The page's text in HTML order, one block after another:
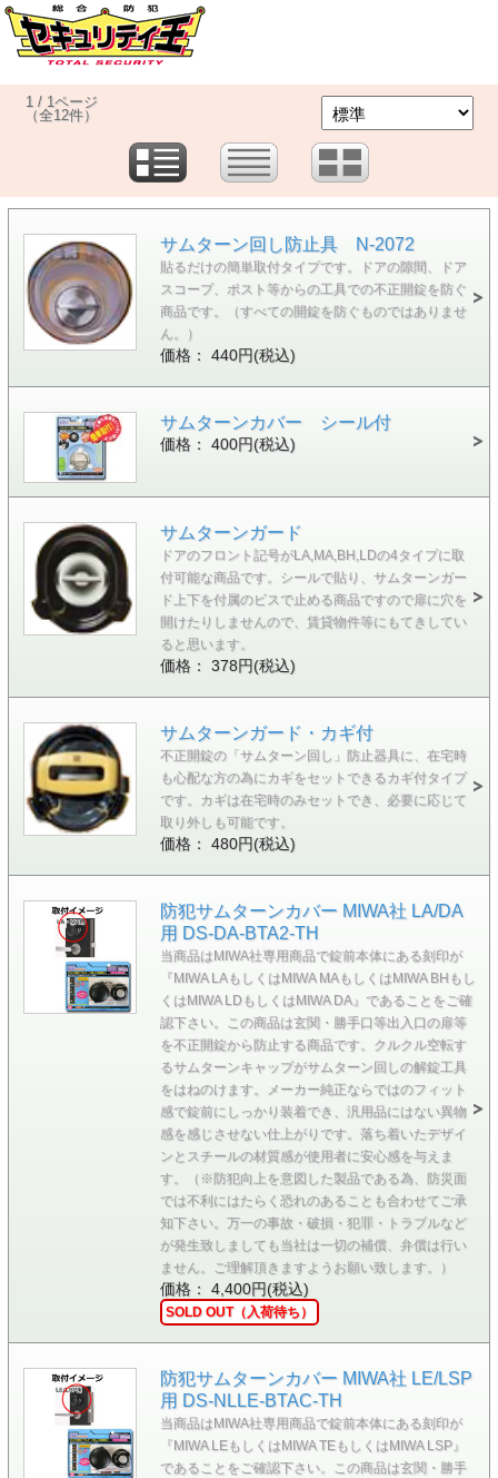
1 / 1ページ
（全12件）
サムターン回し防止具 N-2072
貼るだけの簡単取付タイプです。ドアの隙間、ドア
スコープ、ポスト等からの工具での不正開錠を防ぐ
商品です。（すべての開錠を防ぐものではありませ
ん。）
価格： 440円(税込)
サムターンカバー シール付
価格： 400円(税込)
サムターンガード
ドアのフロント記号がLA,MA,BH,LDの4タイプに取
付可能な商品です。シールで貼り、サムターンガー
ド上下を付属のビスで止める商品ですので扉に穴を
開けたりしませんので、賃貸物件等にもてきしてい
ると思います。
価格： 378円(税込)
サムターンガード・カギ付
不正開錠の「サムターン回し」防止器具に、在宅時
も心配な方の為にカギをセットできるカギ付タイプ
です。カギは在宅時のみセットでき、必要に応じて
取り外しも可能です。
価格： 480円(税込)
防犯サムターンカバー MIWA社 LA/DA
用 DS-DA-BTA2-TH
当商品はMIWA社専用商品で錠前本体にある刻印が
『MIWA LAもしくはMIWA MAもしくはMIWA BHもし
くはMIWA LDもしくはMIWA DA』であることをご確
認下さい。この商品は玄関・勝手口等出入口の扉等
を不正開錠から防止する商品です。クルクル空転す
るサムターンキャップがサムターン回しの解錠工具
をはねのけます。メーカー純正ならではのフィット
感で錠前にしっかり装着でき、汎用品にはない異物
感を感じさせない仕上がりです。落ち着いたデザイ
ンとスチールの材質感が使用者に安心感を与えま
す。（※防犯向上を意図した製品である為、防災面
では不利にはたらく恐れのあることも合わせてご承
知下さい。万一の事故・破損・犯罪・トラブルなど
が発生致しましても当社は一切の補償、弁償は行い
ません。ご理解頂きますようお願い致します。）
価格： 4,400円(税込)
SOLD OUT（入荷待ち）
防犯サムターンカバー MIWA社 LE/LSP
用 DS-NLLE-BTAC-TH
当商品はMIWA社専用商品で錠前本体にある刻印が
『MIWA LEもしくはMIWA TEもしくはMIWA LSP』
であることをご確認下さい。この商品は玄関・勝手